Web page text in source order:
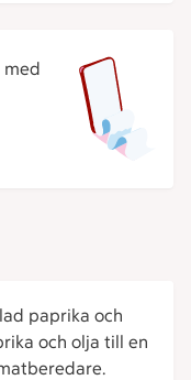
med
paprika och
och olja till en